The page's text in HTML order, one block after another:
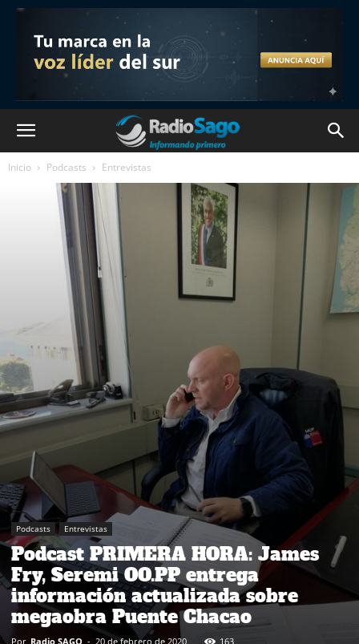
Inicio Podcasts Entrevistas
Podcasts Entrevistas
Podcast PRIMERA HORA: James
Fry, Seremi OO.PP entrega
información actualizada sobre
megaobra Puente Chacao
Por Radio SAGO - 20 de febrero de 2020 163